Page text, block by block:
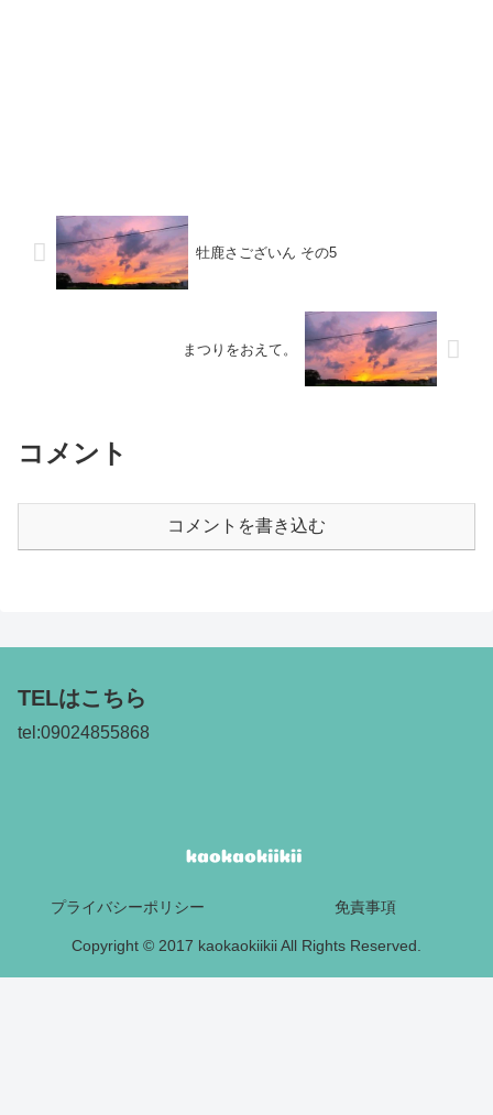
牡鹿さございん その5
まつりをおえて。
コメント
コメントを書き込む
TELはこちら
tel:09024855868
プライバシーポリシー 免責事項
Copyright © 2017 kaokaokiikii All Rights Reserved.